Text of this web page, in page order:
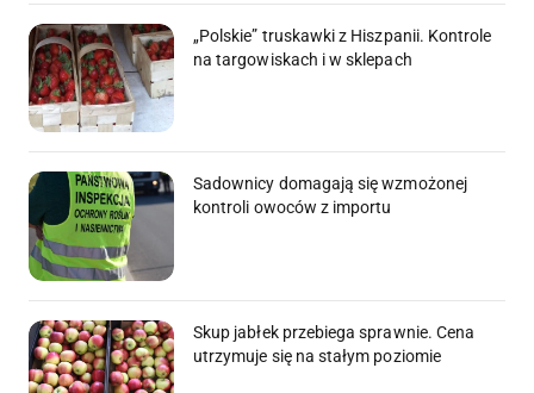
„Polskie” truskawki z Hiszpanii. Kontrole
na targowiskach i w sklepach
Sadownicy domagają się wzmożonej
kontroli owoców z importu
Skup jabłek przebiega sprawnie. Cena
utrzymuje się na stałym poziomie